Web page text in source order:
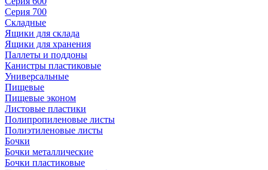
Серия 700
Складные
Ящики для склада
Ящики для хранения
Паллеты и поддоны
Канистры пластиковые
Универсальные
Пищевые
Пищевые эконом
Листовые пластики
Полипропиленовые листы
Полиэтиленовые листы
Бочки
Бочки металлические
Бочки пластиковые